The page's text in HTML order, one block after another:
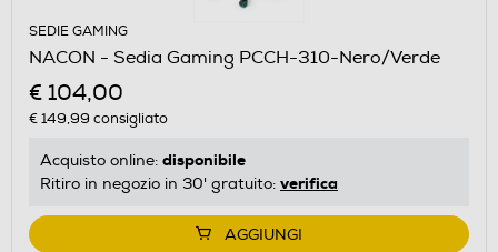
SEDIE GAMING
NACON - Sedia Gaming PCCH-310-Nero/Verde
€ 104,00
€ 149,99 consigliato
Acquisto online: disponibile
Ritiro in negozio in 30' gratuito: verifica
AGGIUNGI